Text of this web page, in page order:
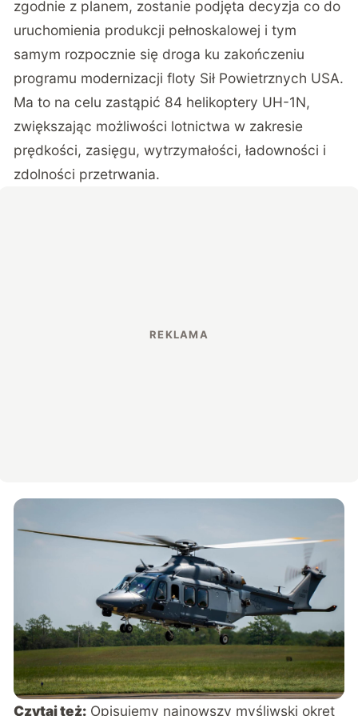
zgodnie z planem, zostanie podjęta decyzja co do
uruchomienia produkcji pełnoskalowej i tym
samym rozpocznie się droga ku zakończeniu
programu modernizacji floty Sił Powietrznych USA.
Ma to na celu zastąpić 84 helikoptery UH-1N,
zwiększając możliwości lotnictwa w zakresie
prędkości, zasięgu, wytrzymałości, ładowności i
zdolności przetrwania.
Czytaj też: Opisujemy najnowszy myśliwski okręt